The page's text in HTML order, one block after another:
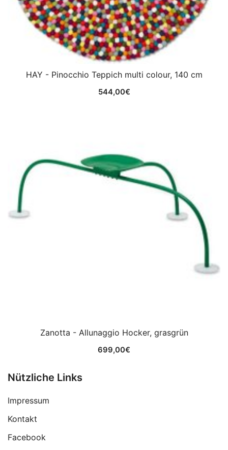
HAY - Pinocchio Teppich multi colour, 140 cm
544,00€
Zanotta - Allunaggio Hocker, grasgrün
699,00€
Nützliche Links
Impressum
Kontakt
Facebook